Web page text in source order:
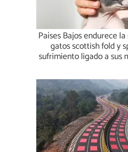
Países Bajos endurece
gatos scottish fold y
sufrimiento ligado a sus